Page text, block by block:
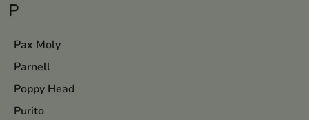
P
Pax Moly
Parnell
Poppy Head
Purito